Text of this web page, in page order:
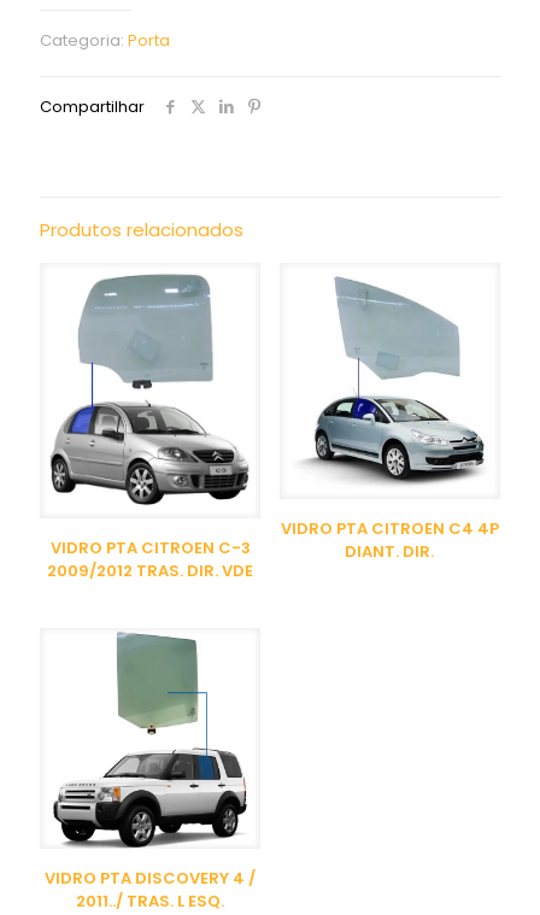
Categoria: Porta
Compartilhar
Produtos relacionados
VIDRO PTA CITROEN C-3
2009/2012 TRAS. DIR. VDE
VIDRO PTA CITROEN C4 4P
DIANT. DIR.
VIDRO PTA DISCOVERY 4 /
2011../ TRAS. L ESQ.